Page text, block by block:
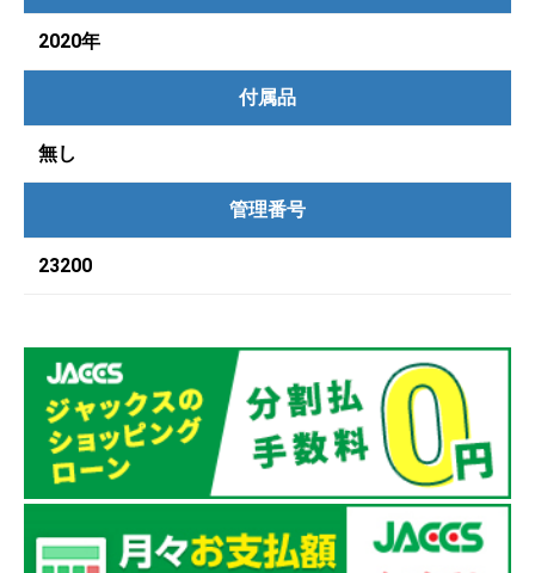
2020年
付属品
無し
管理番号
23200